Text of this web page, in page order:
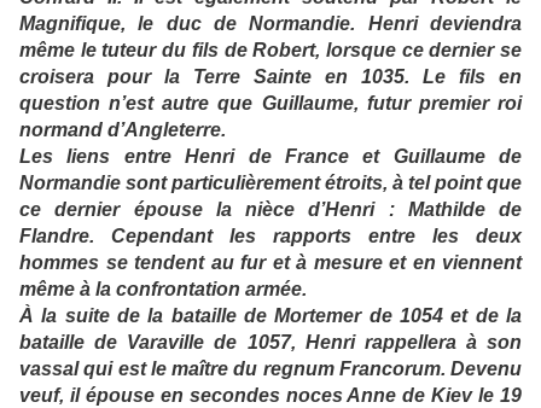
Magnifique, le duc de Normandie. Henri deviendra
même le tuteur du fils de Robert, lorsque ce dernier se
croisera pour la Terre Sainte en 1035. Le fils en
question n’est autre que Guillaume, futur premier roi
normand d’Angleterre.
Les liens entre Henri de France et Guillaume de
Normandie sont particulièrement étroits, à tel point que
ce dernier épouse la nièce d’Henri : Mathilde de
Flandre. Cependant les rapports entre les deux
hommes se tendent au fur et à mesure et en viennent
même à la confrontation armée.
À la suite de la bataille de Mortemer de 1054 et de la
bataille de Varaville de 1057, Henri rappellera à son
vassal qui est le maître du regnum Francorum. Devenu
veuf, il épouse en secondes noces Anne de Kiev le 19